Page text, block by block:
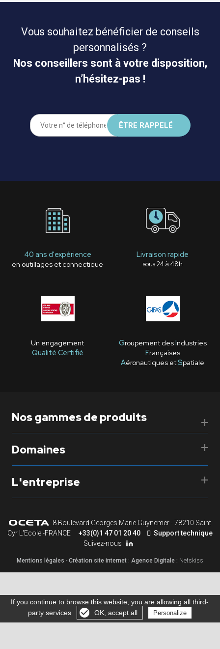
Vous souhaitez bénéficier de conseils
personnalisés ?
Nos conseillers sont à votre disposition,
n’hésitez-pas !
40 ans d'expérience
en outillages et connectique
Livraison rapide
sous 24 à 48h
Un engagement
Qualité Certifié
Groupement desIndustries
Françaises
Aéronautiques etSpatiale
Nos gammes de produits
Domaines
L'entreprise
8 Boulevard Georges Marie Guynemer - 78210 Saint
Cyr L'Ecole -FRANCE
+33(0)1 47 01 20 40
Support technique
Suivez-nous :
Mentions légales - Création site internet : Agence Digitale : Netskiss
Gérer les cookies
If you continue to browse this website, you are allowing all third-
party services
OK, accept all Personalize